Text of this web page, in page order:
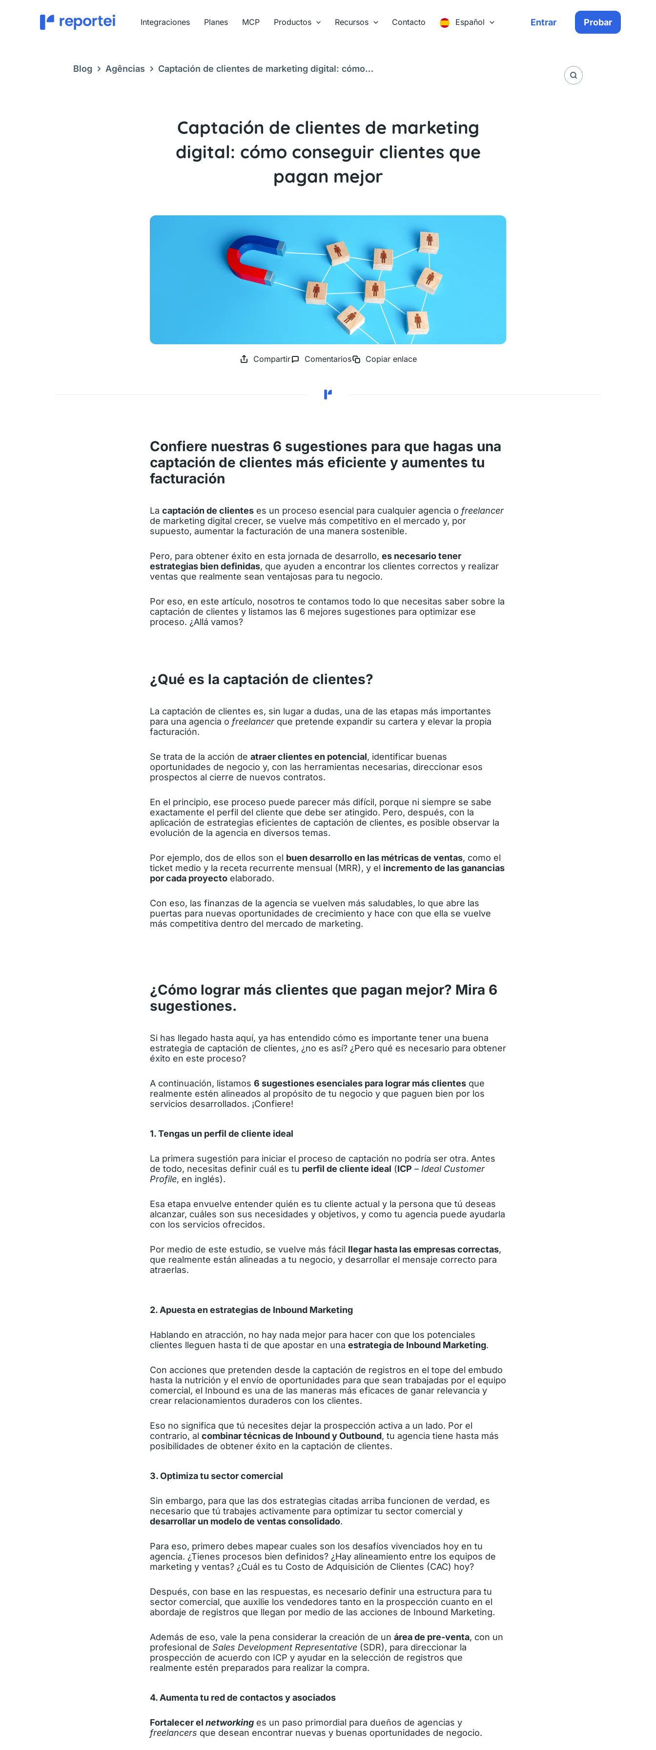
Integraciones Planes MCP Productos Recursos Contacto Español Entrar Probar
Blog Agências
Captación de clientes de marketing digital: cómo
Captación de clientes de marketing
digital: cómo conseguir clientes que
pagan mejor
Compartir Comentarios Copiar enlace
Confiere nuestras 6 sugestiones para que hagas una
captación de clientes más eficiente y aumentes tu
facturación
La captación de clientes es un proceso esencial para cualquier agencia o freelancer
de marketing digital crecer, se vuelve más competitivo en el mercado y, por
supuesto, aumentar la facturación de una manera sostenible.
Pero, para obtener éxito en esta jornada de desarrollo, es necesario tener
estrategias bien definidas, que ayuden a encontrar los clientes correctos y realizar
ventas que realmente sean ventajosas para tu negocio.
Por eso, en este artículo, nosotros te contamos todo lo que necesitas saber sobre la
captación de clientes y listamos las 6 mejores sugestiones para optimizar ese
proceso. ¿Allá vamos?
¿Qué es la captación de clientes?
La captación de clientes es, sin lugar a dudas, una de las etapas más importantes
para una agencia o freelancerque pretende expandir su cartera y elevar la propia
facturación.
Se trata de la acción de atraer clientes en potencial, identificar buenas
oportunidades de negocio y, con las herramientas necesarias, direccionar esos
prospectos al cierre de nuevos contratos.
En el principio, ese proceso puede parecer más difícil, porque ni siempre se sabe
exactamente el perfil del cliente que debe ser atingido. Pero, después, con la
aplicación de estrategias eficientes de captación de clientes, es posible observar la
evolución de la agencia en diversos temas.
Por ejemplo, dos de ellos son el buen desarrollo en las métricas de ventas, como el
ticket medio y la receta recurrente mensual (MRR), y el incremento de las ganancias
por cada proyecto elaborado.
Con eso, las finanzas de la agencia se vuelven más saludables, lo que abre las
puertas para nuevas oportunidades de crecimiento y hace con que ella se vuelve
más competitiva dentro del mercado de marketing.
¿Cómo lograr más clientes que pagan mejor? Mira 6
sugestiones.
Si has llegado hasta aquí, ya has entendido cómo es importante tener una buena
estrategia de captación de clientes, ¿no es así? ¿Pero qué es necesario para obtener
éxito en este proceso?
A continuación, listamos 6 sugestiones esenciales para lograr más clientes que
realmente estén alineados al propósito de tu negocio y que paguen bien por los
servicios desarrollados. ¡Confiere!
1. Tengas un perfil de cliente ideal
La primera sugestión para iniciar el proceso de captación no podría ser otra. Antes
de todo, necesitas definir cuál es tu perfil de cliente ideal (ICP – Ideal Customer
Profile, en inglés).
Esa etapa envuelve entender quién es tu cliente actual y la persona que tú deseas
alcanzar, cuáles son sus necesidades y objetivos, y como tu agencia puede ayudarla
con los servicios ofrecidos.
Por medio de este estudio, se vuelve más fácil llegar hasta las empresas correctas,
que realmente están alineadas a tu negocio, y desarrollar el mensaje correcto para
atraerlas.
2. Apuesta en estrategias de Inbound Marketing
Hablando en atracción, no hay nada mejor para hacer con que los potenciales
clientes lleguen hasta ti de que apostar en una estrategia de Inbound Marketing.
Con acciones que pretenden desde la captación de registros en el tope del embudo
hasta la nutrición y el envío de oportunidades para que sean trabajadas por el equipo
comercial, el Inbound es una de las maneras más eficaces de ganar relevancia y
crear relacionamientos duraderos con los clientes.
Eso no significa que tú necesites dejar la prospección activa a un lado. Por el
contrario, al combinar técnicas de Inbound y Outbound, tu agencia tiene hasta más
posibilidades de obtener éxito en la captación de clientes.
3. Optimiza tu sector comercial
Sin embargo, para que las dos estrategias citadas arriba funcionen de verdad, es
necesario que tú trabajes activamente para optimizar tu sector comercial y
desarrollar un modelo de ventas consolidado.
Para eso, primero debes mapear cuales son los desafíos vivenciados hoy en tu
agencia. ¿Tienes procesos bien definidos? ¿Hay alineamiento entre los equipos de
marketing y ventas? ¿Cuál es tu Costo de Adquisición de Clientes (CAC) hoy?
Después, con base en las respuestas, es necesario definir una estructura para tu
sector comercial, que auxilie los vendedores tanto en la prospección cuanto en el
abordaje de registros que llegan por medio de las acciones de Inbound Marketing.
Además de eso, vale la pena considerar la creación de un área de pre-venta, con un
profesional de Sales Development Representative (SDR), para direccionar la
prospección de acuerdo con ICP y ayudar en la selección de registros que
realmente estén preparados para realizar la compra.
4. Aumenta tu red de contactos y asociados
Fortalecer el networking es un paso primordial para dueños de agencias y
freelancers que desean encontrar nuevas y buenas oportunidades de negocio.